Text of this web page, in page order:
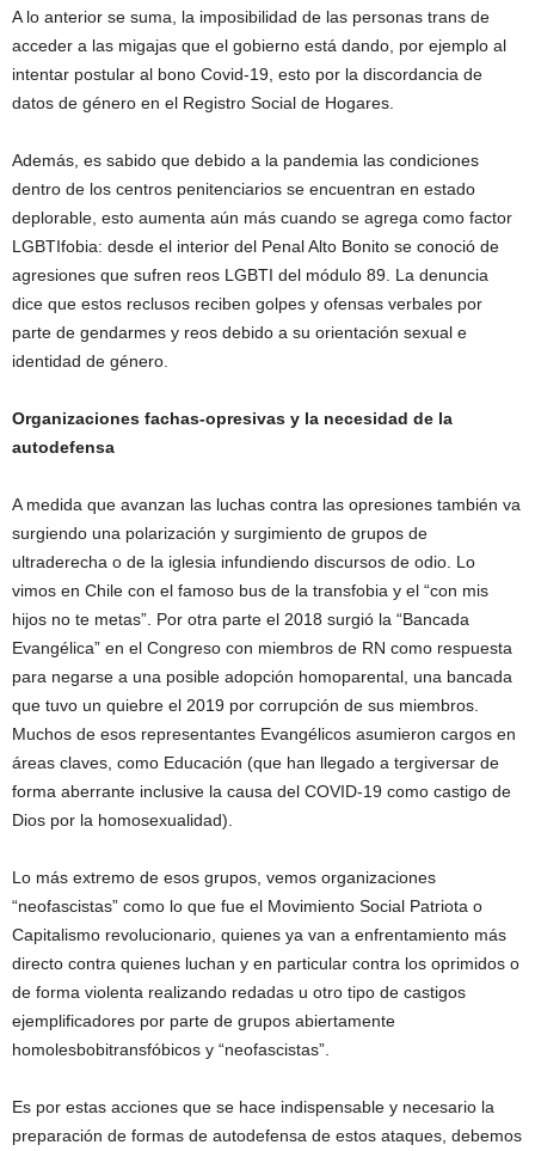
A lo anterior se suma, la imposibilidad de las personas trans de
acceder a las migajas que el gobierno está dando, por ejemplo al
intentar postular al bono Covid-19, esto por la discordancia de
datos de género en el Registro Social de Hogares.
Además, es sabido que debido a la pandemia las condiciones
dentro de los centros penitenciarios se encuentran en estado
deplorable, esto aumenta aún más cuando se agrega como factor
LGBTIfobia: desde el interior del Penal Alto Bonito se conoció de
agresiones que sufren reos LGBTI del módulo 89. La denuncia
dice que estos reclusos reciben golpes y ofensas verbales por
parte de gendarmes y reos debido a su orientación sexual e
identidad de género.
Organizaciones fachas-opresivas y la necesidad de la
autodefensa
A medida que avanzan las luchas contra las opresiones también va
surgiendo una polarización y surgimiento de grupos de
ultraderecha o de la iglesia infundiendo discursos de odio. Lo
vimos en Chile con el famoso bus de la transfobia y el “con mis
hijos no te metas”. Por otra parte el 2018 surgió la “Bancada
Evangélica” en el Congreso con miembros de RN como respuesta
para negarse a una posible adopción homoparental, una bancada
que tuvo un quiebre el 2019 por corrupción de sus miembros.
Muchos de esos representantes Evangélicos asumieron cargos en
áreas claves, como Educación (que han llegado a tergiversar de
forma aberrante inclusive la causa del COVID-19 como castigo de
Dios por la homosexualidad).
Lo más extremo de esos grupos, vemos organizaciones
“neofascistas” como lo que fue el Movimiento Social Patriota o
Capitalismo revolucionario, quienes ya van a enfrentamiento más
directo contra quienes luchan y en particular contra los oprimidos o
de forma violenta realizando redadas u otro tipo de castigos
ejemplificadores por parte de grupos abiertamente
homolesbobitransfóbicos y “neofascistas”.
Es por estas acciones que se hace indispensable y necesario la
preparación de formas de autodefensa de estos ataques, debemos